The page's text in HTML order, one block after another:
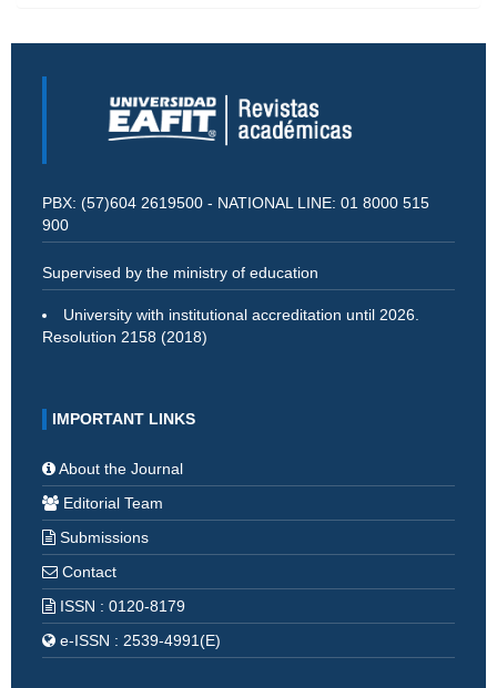
PBX: (57)604 2619500 - NATIONAL LINE: 01 8000 515
900
Supervised by the ministry of education
University with institutional accreditation until 2026.
Resolution 2158 (2018)
IMPORTANT LINKS
About the Journal
Editorial Team
Submissions
Contact
ISSN : 0120-8179
e-ISSN : 2539-4991(E)